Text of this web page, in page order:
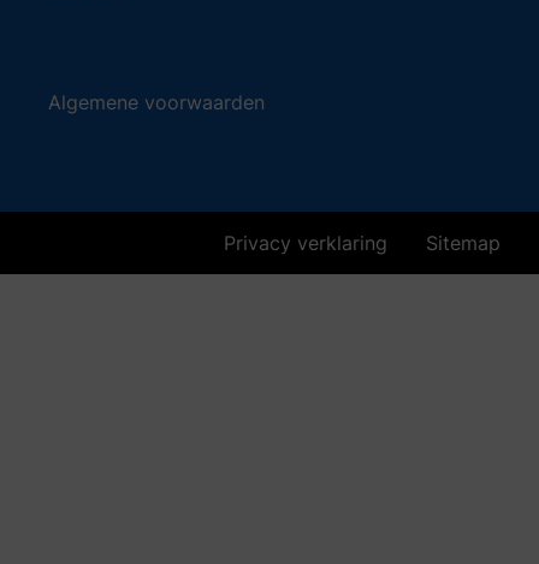
Algemene voorwaarden
Privacy verklaring Sitemap